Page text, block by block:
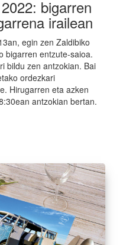
bigarren
irailean
egin zen Zaldibiko
bigarren entzute-saioa.
bildu zen antzokian. Bai
ordezkari
Hirugarren eta azken
antzokian bertan.